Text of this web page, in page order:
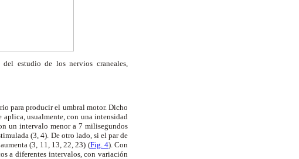
estudio de los nervios craneales,
para producir el umbral motor. Dicho
usualmente, con una intensidad
un intervalo menor a 7 milisegundos
(3, 4). De otro lado, si el par de
(3, 11, 13, 22, 23) (Fig. 4). Con
a diferentes intervalos, con variación